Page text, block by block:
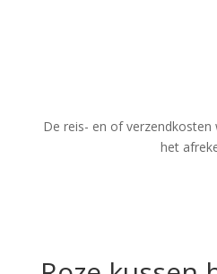
De reis- en of
het